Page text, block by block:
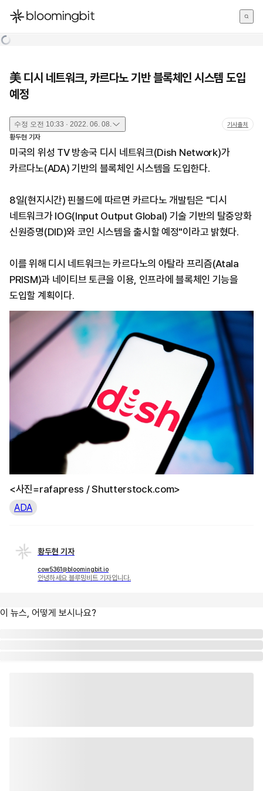
한국어
美 디시 네트워크, 카르다노 기반 블록체인 시스템 도입
예정
수정 오전 10:33 · 2022. 06. 08. 기사출처
황두현 기자
미국의 위성 TV 방송국 디시 네트워크(Dish Network)가
카르다노(ADA) 기반의 블록체인 시스템을 도입한다.
8일(현지시간) 핀볼드에 따르면 카르다노 개발팀은 "디시
네트워크가 IOG(Input Output Global) 기술 기반의 탈중앙화
신원증명(DID)와 코인 시스템을 출시할 예정"이라고 밝혔다.
이를 위해 디시 네트워크는 카르다노의 아탈라 프리즘(Atala
PRISM)과 네이티브 토큰을 이용, 인프라에 블록체인 기능을
도입할 계획이다.
<사진=rafapress / Shutterstock.com>
ADA
황두현 기자
cow5361@bloomingbit.io
안녕하세요 블루밍비트 기자입니다.
이 뉴스, 어떻게 보시나요?